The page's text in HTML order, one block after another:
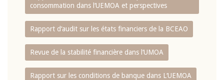
consommation dans l‘UEMOA et perspectives
Rapport d‘audit sur les états financiers de la BCEAO
Revue de la stabilité financière dans l‘UMOA
Rapport sur les conditions de banque dans L‘UEMOA